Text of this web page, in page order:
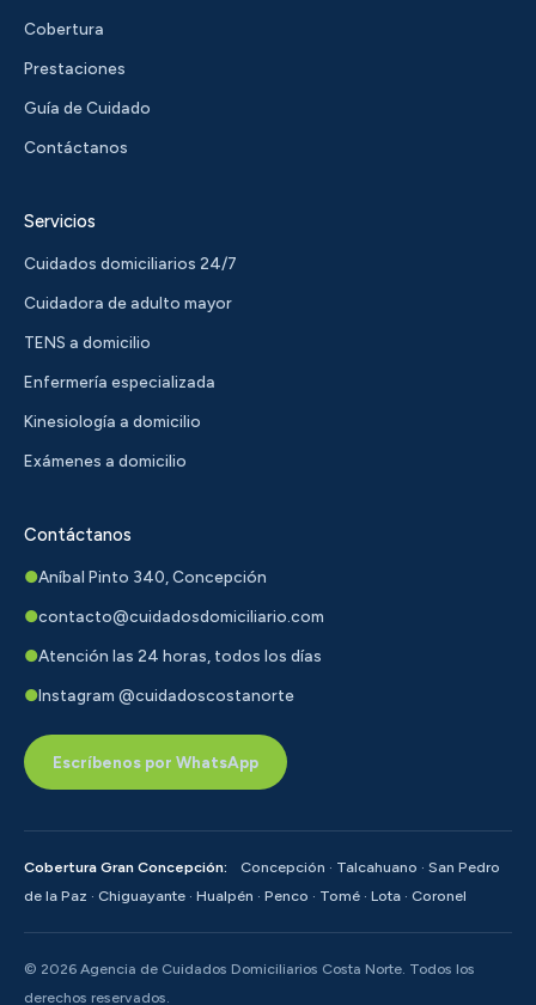
Cobertura
Prestaciones
Guía de Cuidado
Contáctanos
Servicios
Cuidados domiciliarios 24/7
Cuidadora de adulto mayor
TENS a domicilio
Enfermería especializada
Kinesiología a domicilio
Exámenes a domicilio
Contáctanos
●Aníbal Pinto 340, Concepción
●contacto@cuidadosdomiciliario.com
●Atención las 24 horas, todos los días
●Instagram @cuidadoscostanorte
Escríbenos por WhatsApp
Cobertura Gran Concepción: Concepción · Talcahuano · San Pedro
de la Paz · Chiguayante · Hualpén · Penco · Tomé · Lota · Coronel
© 2026 Agencia de Cuidados Domiciliarios Costa Norte. Todos los
derechos reservados.